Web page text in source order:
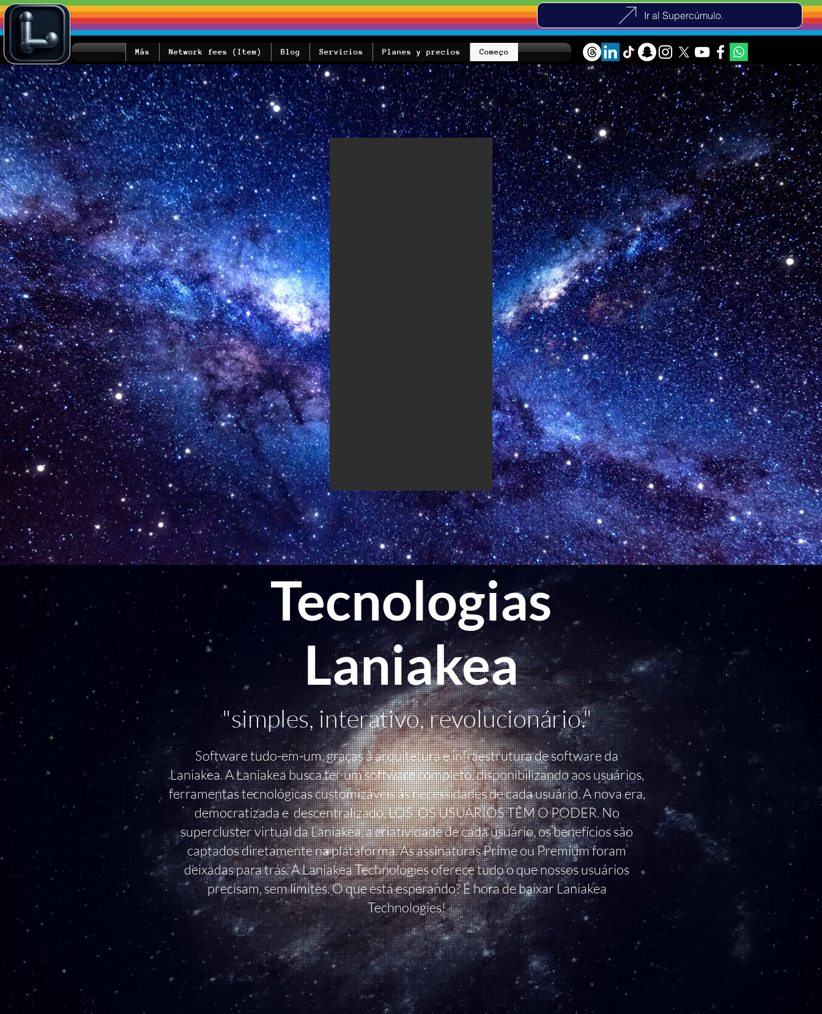
Ir al Supercúmulo.
Começo
Planes y precios
Servicios
Blog
Network fees (Item)
Más
Tecnologias
Laniakea
"simples, interativo, revolucionário."
Software tudo-em-um, graças à arquitetura e infraestrutura de software da
Laniakea. A Laniakea busca ter um software completo, disponibilizando aos usuários,
ferramentas tecnológicas customizáveis às necessidades de cada usuário. A nova era,
democratizada e descentralizado, LOS OS USUÁRIOS TÊM O PODER. No
supercluster virtual da Laniakea, a criatividade de cada usuário, os benefícios são
captados diretamente na plataforma. As assinaturas Prime ou Premium foram
deixadas para trás. A Laniakea Technologies oferece tudo o que nossos usuários
precisam, sem limites. O que está esperando? É hora de baixar Laniakea
Technologies!